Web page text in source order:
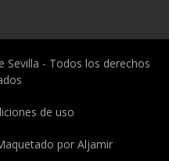
Sevilla - Todos los derechos
de uso
por Aljamir